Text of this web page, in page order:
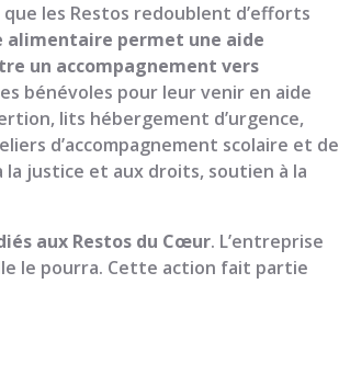
les Restos redoublent d’efforts
alimentaire permet une aide
un accompagnement vers
bénévoles pour leur venir en aide
lits hébergement d’urgence,
d’accompagnement scolaire et de
justice et aux droits, soutien à la
aux Restos du Cœur. L’entreprise
le pourra. Cette action fait partie